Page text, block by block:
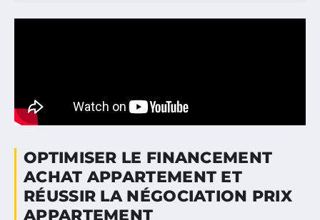
OPTIMISER LE FINANCEMENT
ACHAT APPARTEMENT ET
RÉUSSIR LA NÉGOCIATION PRIX
APPARTEMENT